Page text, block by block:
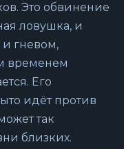
Это обвинение
ловушка, и
гневом,
временем
Его
идёт против
так
близких.